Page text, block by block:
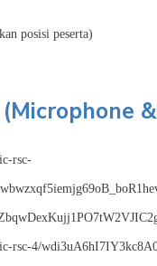
posisi peserta)